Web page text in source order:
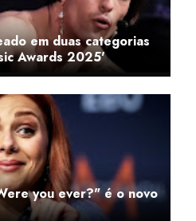
em duas categorias
Awards 2025'
you ever?" é o novo